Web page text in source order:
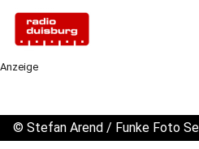
Anzeige
© Stefan Arend / Funke Foto